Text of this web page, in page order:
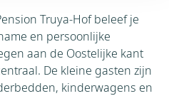
Truya-Hof beleef je
en persoonlijke
aan de Oostelijke kant
De kleine gasten zijn
kinderwagens en